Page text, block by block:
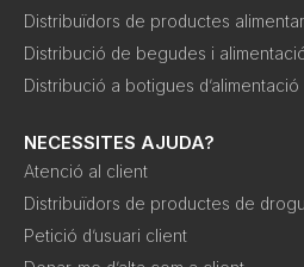
Distribuïdors de productes
Distribució de begudes i
Distribució a botigues
NECESSITES AJUDA?
Atenció al client
Distribuïdors de productes de
Petició d’usuari client